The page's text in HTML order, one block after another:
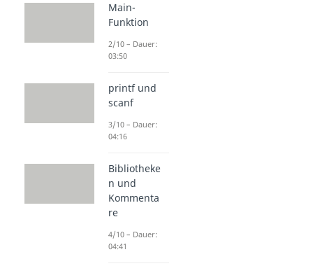
Main-
Funktion
2/10 – Dauer:
03:50
printf und
scanf
3/10 – Dauer:
04:16
Bibliotheke
n und
Kommenta
re
4/10 – Dauer:
04:41